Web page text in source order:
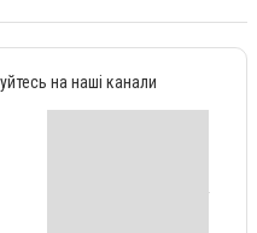
на наші канали